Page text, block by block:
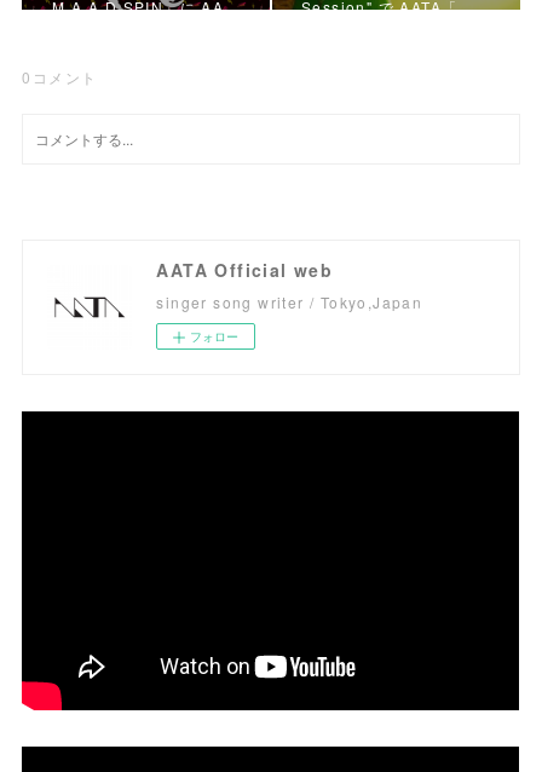
M.A.A.D SPIN」に AA…
Session" で AATA「…
0 コメント
AATA Official web
singer song writer / Tokyo,Japan
フォロー